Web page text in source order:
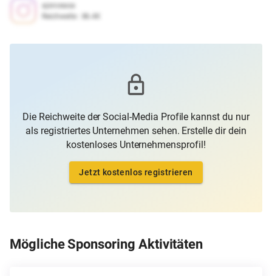
ajsnceasa
Reichweite
86.4K
Die Reichweite der Social-Media Profile kannst du nur
als registriertes Unternehmen sehen. Erstelle dir dein
kostenloses Unternehmensprofil!
Jetzt kostenlos registrieren
Mögliche Sponsoring Aktivitäten